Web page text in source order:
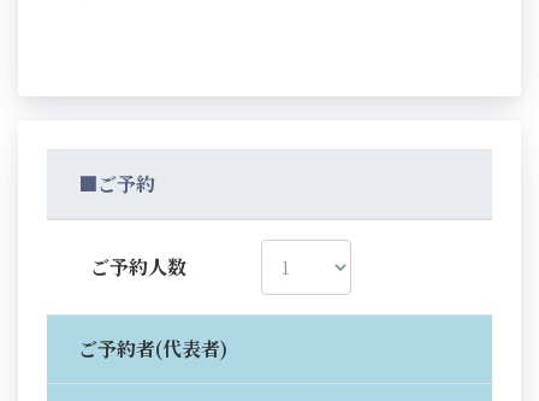
■ご予約
ご予約人数
ご予約者(代表者)